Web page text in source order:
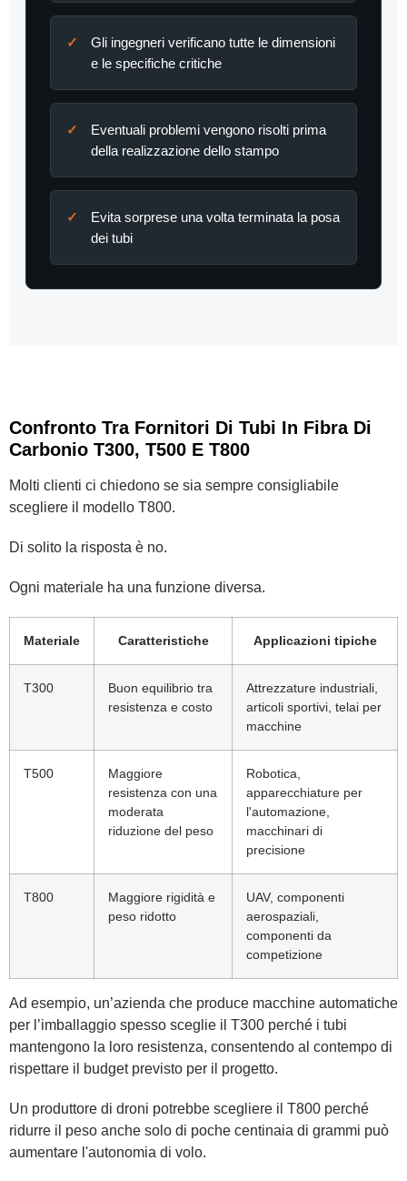
Gli ingegneri verificano tutte le dimensioni
e le specifiche critiche
Eventuali problemi vengono risolti prima
della realizzazione dello stampo
Evita sorprese una volta terminata la posa
dei tubi
Confronto Tra Fornitori Di Tubi In Fibra Di
Carbonio T300, T500 E T800
Molti clienti ci chiedono se sia sempre consigliabile
scegliere il modello T800.
Di solito la risposta è no.
Ogni materiale ha una funzione diversa.
Materiale Caratteristiche Applicazioni tipiche
T300
Buon equilibrio tra
resistenza e costo
Attrezzature industriali,
articoli sportivi, telai per
macchine
T500
Maggiore
resistenza con una
moderata
riduzione del peso
Robotica,
apparecchiature per
l'automazione,
macchinari di
precisione
T800
Maggiore rigidità e
peso ridotto
UAV, componenti
aerospaziali,
componenti da
competizione
Ad esempio, un’azienda che produce macchine automatiche
per l’imballaggio spesso sceglie il T300 perché i tubi
mantengono la loro resistenza, consentendo al contempo di
rispettare il budget previsto per il progetto.
Un produttore di droni potrebbe scegliere il T800 perché
ridurre il peso anche solo di poche centinaia di grammi può
aumentare l'autonomia di volo.